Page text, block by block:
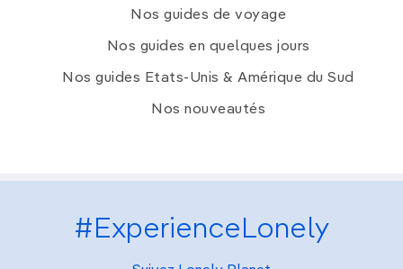
Nos guides de voyage
Nos guides en quelques jours
Nos guides Etats-Unis & Amérique du Sud
Nos nouveautés
#ExperienceLonely